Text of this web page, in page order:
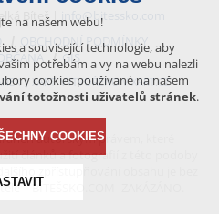
Bíteš |
info@bitessko.com
OBCHODNÍ PODMÍNKY
GIS
VYTVOŘENO V XART.CZ
autorským právem, které
článků a fotografií z této podoby
– BÍTEŠSKO.COM -ZAKÁZÁNO.
na našem webu!
a související technologie, aby
potřebám a vy na webu nalezli
cookies používané na našem
totožnosti uživatelů stránek.
COOKIES